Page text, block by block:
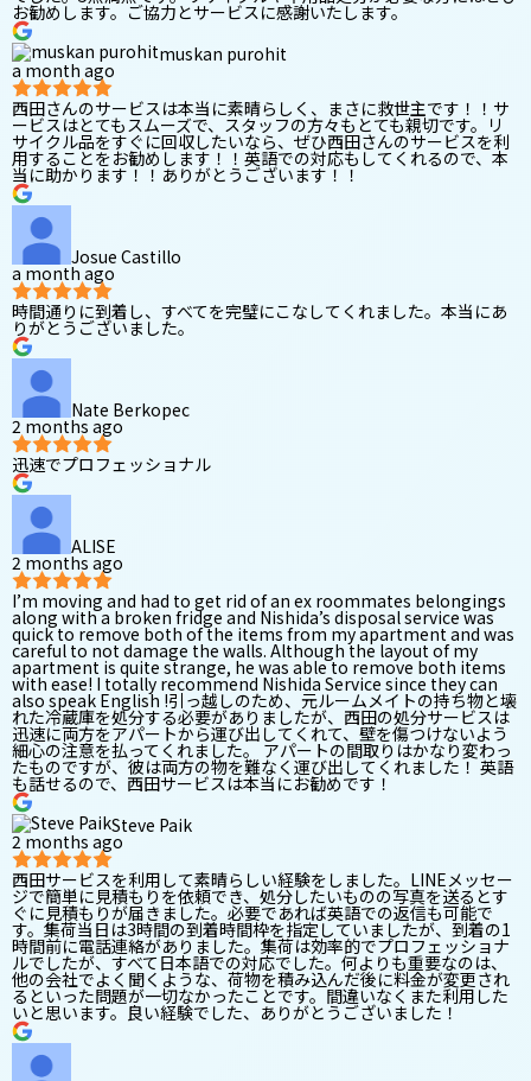
お勧めします。ご協力とサービスに感謝いたします。
muskan purohit
a month ago
西田さんのサービスは本当に素晴らしく、まさに救世主です！！サ
ービスはとてもスムーズで、スタッフの方々もとても親切です。リ
サイクル品をすぐに回収したいなら、ぜひ西田さんのサービスを利
用することをお勧めします！！英語での対応もしてくれるので、本
当に助かります！！ありがとうございます！！
Josue Castillo
a month ago
時間通りに到着し、すべてを完璧にこなしてくれました。本当にあ
りがとうございました。
Nate Berkopec
2 months ago
迅速でプロフェッショナル
ALISE
2 months ago
I’m moving and had to get rid of an ex roommates belongings
along with a broken fridge and Nishida’s disposal service was
quick to remove both of the items from my apartment and was
careful to not damage the walls. Although the layout of my
apartment is quite strange, he was able to remove both items
with ease! I totally recommend Nishida Service since they can
also speak English !引っ越しのため、元ルームメイトの持ち物と壊
れた冷蔵庫を処分する必要がありましたが、西田の処分サービスは
迅速に両方をアパートから運び出してくれて、壁を傷つけないよう
細心の注意を払ってくれました。 アパートの間取りはかなり変わっ
たものですが、彼は両方の物を難なく運び出してくれました！ 英語
も話せるので、西田サービスは本当にお勧めです！
Steve Paik
2 months ago
西田サービスを利用して素晴らしい経験をしました。LINEメッセー
ジで簡単に見積もりを依頼でき、処分したいものの写真を送るとす
ぐに見積もりが届きました。必要であれば英語での返信も可能で
す。集荷当日は3時間の到着時間枠を指定していましたが、到着の1
時間前に電話連絡がありました。集荷は効率的でプロフェッショナ
ルでしたが、すべて日本語での対応でした。何よりも重要なのは、
他の会社でよく聞くような、荷物を積み込んだ後に料金が変更され
るといった問題が一切なかったことです。間違いなくまた利用した
いと思います。良い経験でした、ありがとうございました！